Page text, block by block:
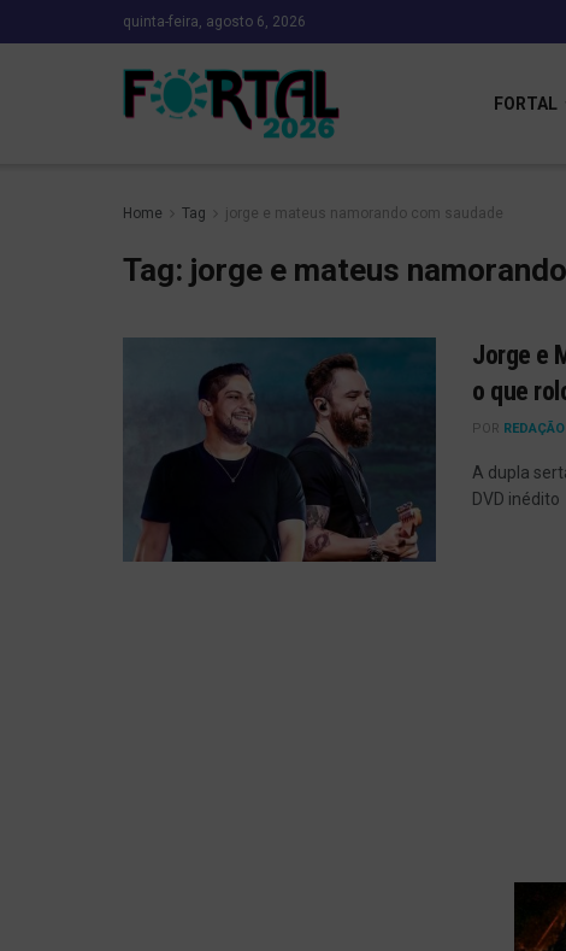
quinta-feira, agosto 6, 2026
FORTAL
Home Tag jorge e mateus namorando com saudade
Tag: jorge e mateus
Jorge e
o que
POR REDAÇÃO
A dupla
DVD inédito